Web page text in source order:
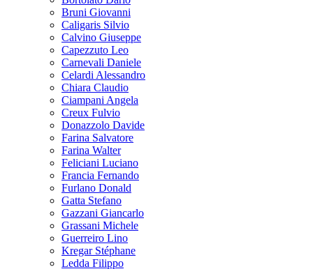
Bruni Giovanni
Caligaris Silvio
Calvino Giuseppe
Capezzuto Leo
Carnevali Daniele
Celardi Alessandro
Chiara Claudio
Ciampani Angela
Creux Fulvio
Donazzolo Davide
Farina Salvatore
Farina Walter
Feliciani Luciano
Francia Fernando
Furlano Donald
Gatta Stefano
Gazzani Giancarlo
Grassani Michele
Guerreiro Lino
Kregar Stéphane
Ledda Filippo